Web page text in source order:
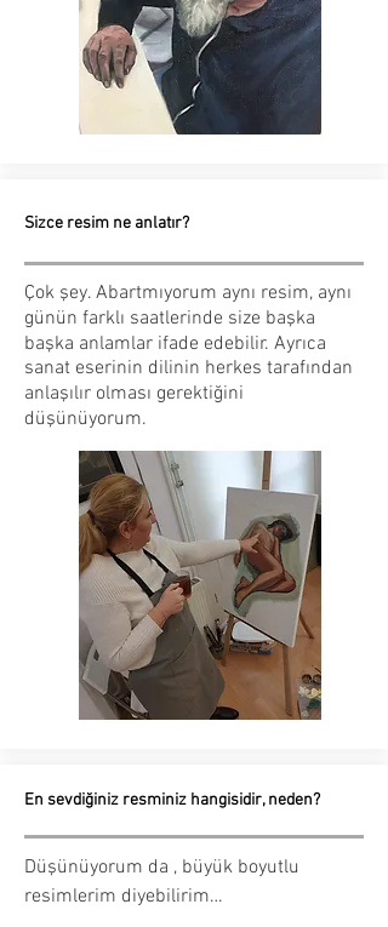
Sizce resim ne anlatır?
Çok şey. Abartmıyorum aynı resim, aynı
günün farklı saatlerinde size başka
başka anlamlar ifade edebilir. Ayrıca
sanat eserinin dilinin herkes tarafından
anlaşılır olması gerektiğini
düşünüyorum.
En sevdiğiniz resminiz hangisidir, neden?
Düşünüyorum da , büyük boyutlu
resimlerim diyebilirim…